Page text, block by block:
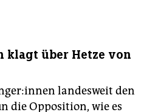
klagt über Hetze von
landesweit den
die Opposition, wie es